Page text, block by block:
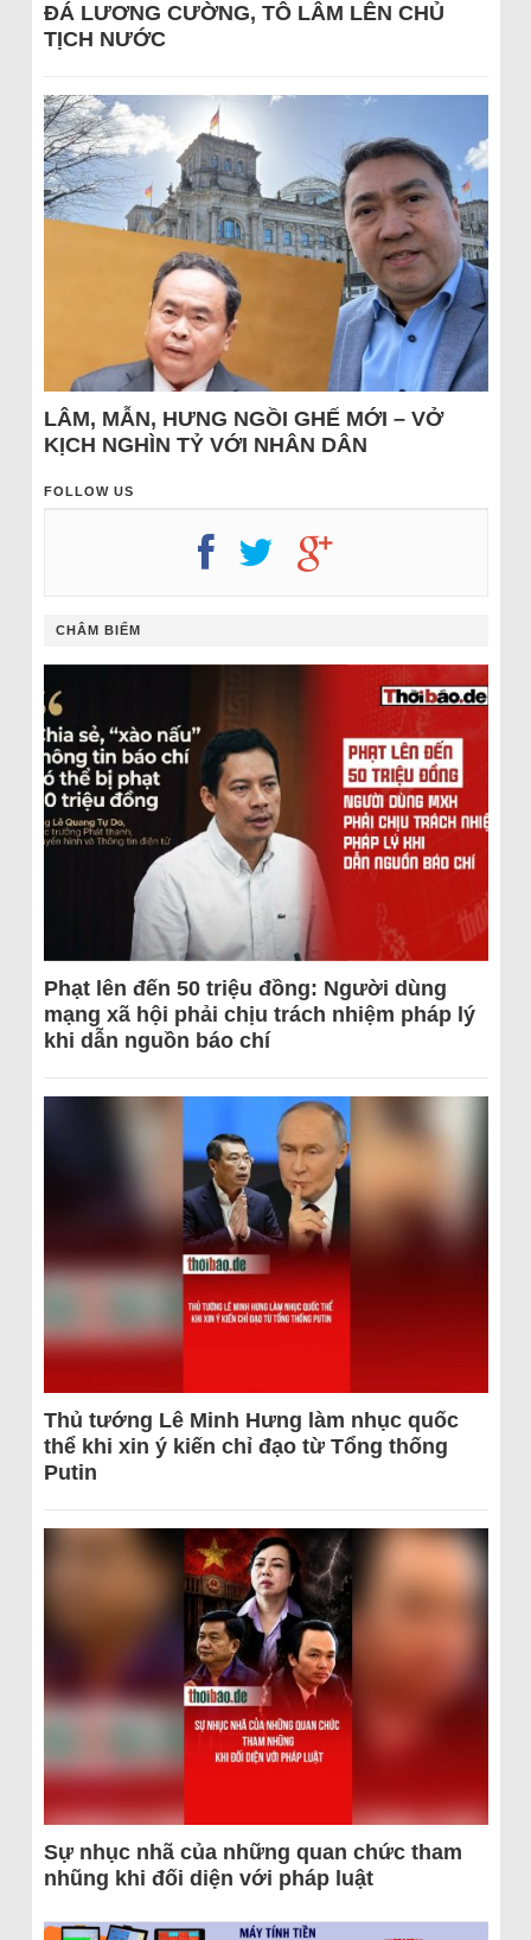
ĐÁ LƯƠNG CƯỜNG, TÔ LÂM LÊN CHỦ
TỊCH NƯỚC
LÂM, MẪN, HƯNG NGỒI GHẾ MỚI – VỞ
KỊCH NGHÌN TỶ VỚI NHÂN DÂN
FOLLOW US
CHÂM BIẾM
Phạt lên đến 50 triệu đồng: Người dùng
mạng xã hội phải chịu trách nhiệm pháp lý
khi dẫn nguồn báo chí
Thủ tướng Lê Minh Hưng làm nhục quốc
thể khi xin ý kiến chỉ đạo từ Tổng thống
Putin
Sự nhục nhã của những quan chức tham
nhũng khi đối diện với pháp luật